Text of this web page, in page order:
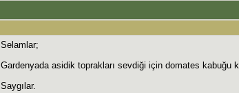
Selamlar;
Gardenyada asidik toprakları sevdiği için domates kabuğu
Saygılar.